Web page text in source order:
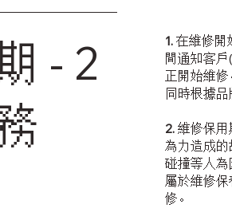
- 2
1. 在維修開
間通知客
正開始維
同時根據
2. 維修保用
為力造成的
碰撞等人
屬於維修
修。